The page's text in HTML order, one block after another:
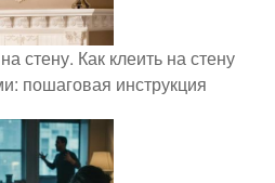
стену. Как клеить на стену
пошаговая инструкция